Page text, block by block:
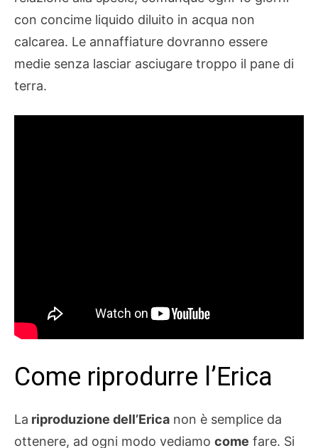
con concime liquido diluito in acqua non
calcarea. Le annaffiature dovranno essere
medie senza lasciar asciugare troppo il pane di
terra.
Come riprodurre l’Erica
La riproduzione dell’Erica non è semplice da
ottenere, ad ogni modo vediamo come fare. Si